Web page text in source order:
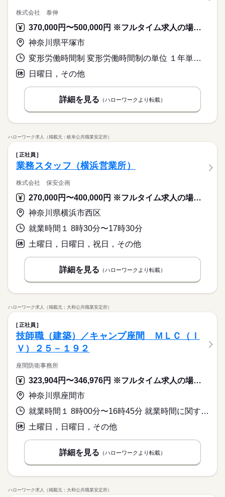
株式会社 泰伸
370,000円〜500,000円 ※フルタイム求人の場合は月額（換算額）、パート求人の場合は時間額を表示しています。
神奈川県平塚市
変形労働時間制 変形労働時間制の単位 １年単位 就業時間１ 8時00分〜17時00分
日曜日，その他
詳細を見る （ハローワークより転載）
ハローワーク求人（掲載元：岐阜公共職業安定所）
正社員
業務スタッフ（横浜営業所）
株式会社 保安企画
270,000円〜400,000円 ※フルタイム求人の場合は月額（換算額）、パート求人の場合は時間額を表示しています。
神奈川県横浜市西区
就業時間１ 8時30分〜17時30分
土曜日，日曜日，祝日，その他
詳細を見る （ハローワークより転載）
ハローワーク求人（掲載元：大和公共職業安定所）
正社員
技師職（建築）／キャンプ座間 ＭＬＣ（Ｉ
Ｖ）２５－１９２
座間防衛事務所
323,904円〜346,976円 ※フルタイム求人の場合は月額（換算額）、パート求人の場合は時間額を表示しています。
神奈川県座間市
就業時間１ 8時00分〜16時45分 就業時間に関する特記事項 ◇この職種はミッションエッセンシャルに指定されており、緊急時
土曜日，日曜日，その他
詳細を見る （ハローワークより転載）
ハローワーク求人（掲載元：大和公共職業安定所）